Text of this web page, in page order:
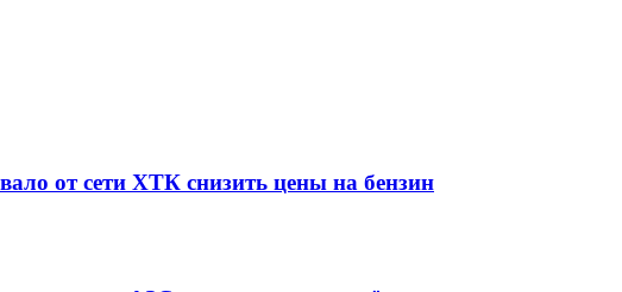
от сети ХТК снизить цены на бензин